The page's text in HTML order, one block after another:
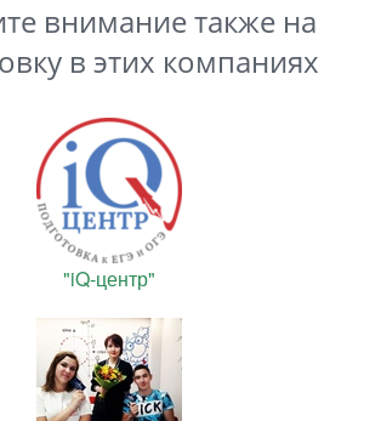
внимание также на
в этих компаниях
"iQ-центр"